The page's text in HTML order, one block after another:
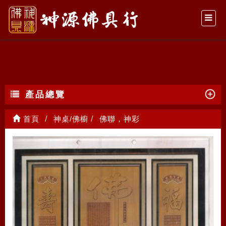
佛聯，神彩
產品總覽
首頁 神桌/佛櫥 佛聯，神彩